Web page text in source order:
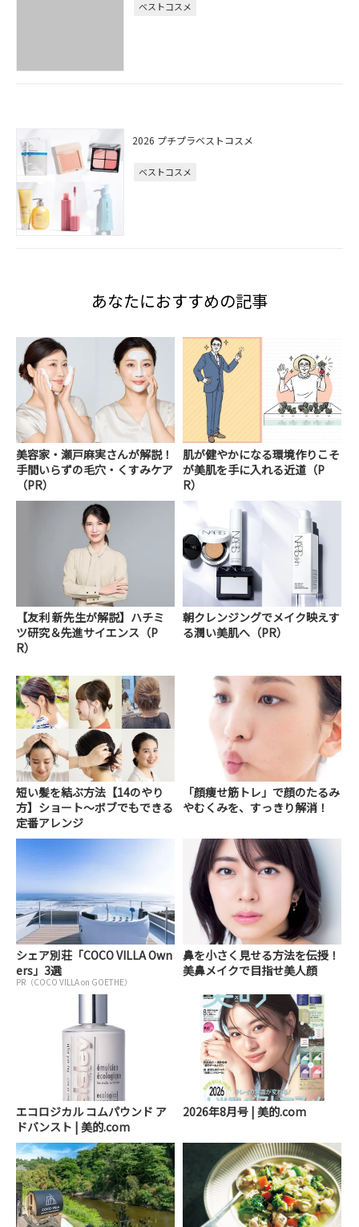
ベストコスメ
2026 プチプラベストコスメ
ベストコスメ
あなたにおすすめの記事
美容家・瀬戸麻実さんが解説！
手間いらずの毛穴・くすみケア
（PR）
肌が健やかになる環境作りこそ
が美肌を手に入れる近道（P
R）
【友利 新先生が解説】ハチミ
ツ研究＆先進サイエンス（P
R）
朝クレンジングでメイク映えす
る潤い美肌へ（PR）
短い髪を結ぶ方法【14のやり
方】ショート～ボブでもできる
定番アレンジ
「顔痩せ筋トレ」で顔のたるみ
やむくみを、すっきり解消！
シェア別荘「COCO VILLA Own
ers」3選
PR（COCO VILLA on GOETHE）
鼻を小さく見せる方法を伝授！
美鼻メイクで目指せ美人顔
エコロジカル コムパウンド ア
ドバンスト | 美的.com
2026年8月号 | 美的.com